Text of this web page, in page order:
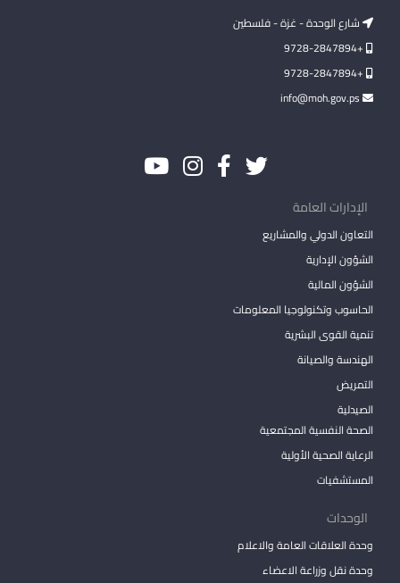
شارع الوحدة - غزة - فلسطين
+9728-2847894
+9728-2847894
الإدارات العامة
التعاون الدولي والمشاريع
الشؤون الإدارية
الشؤون المالية
الحاسوب وتكنولوجيا المعلومات
تنمية القوى البشرية
الهندسة والصيانة
التمريض
الصيدلية
الصحة النفسية المجتمعية
الرعاية الصحية الأولية
المستشفيات
الوحدات
وحدة العلاقات العامة والاعلام
وحدة نقل وزراعة الاعضاء